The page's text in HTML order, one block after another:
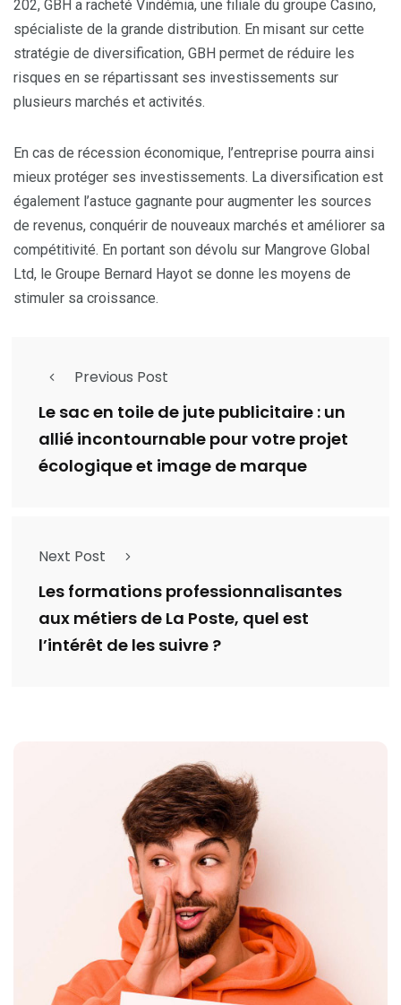
202, GBH a racheté Vindémia, une filiale du groupe Casino,
spécialiste de la grande distribution. En misant sur cette
stratégie de diversification, GBH permet de réduire les
risques en se répartissant ses investissements sur
plusieurs marchés et activités.
En cas de récession économique, l’entreprise pourra ainsi
mieux protéger ses investissements. La diversification est
également l’astuce gagnante pour augmenter les sources
de revenus, conquérir de nouveaux marchés et améliorer sa
compétitivité. En portant son dévolu sur Mangrove Global
Ltd, le Groupe Bernard Hayot se donne les moyens de
stimuler sa croissance.
Previous Post
Le sac en toile de jute publicitaire : un
allié incontournable pour votre projet
écologique et image de marque
Next Post
Les formations professionnalisantes
aux métiers de La Poste, quel est
l’intérêt de les suivre ?